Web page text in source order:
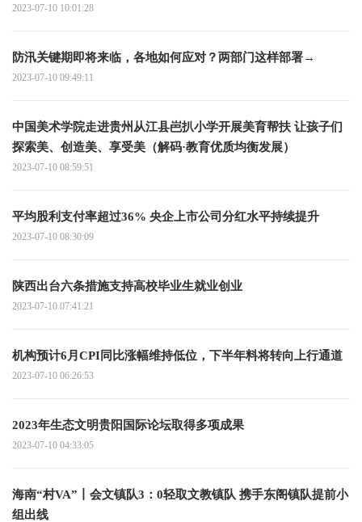
2023-07-10 10:01:28
防汛关键期即将来临，各地如何应对？两部门这样部署→
2023-07-10 09:49:11
中国美术学院走进贵州从江县岜扒小学开展美育帮扶 让孩子们
探索美、创造美、享受美（解码·教育优质均衡发展）
2023-07-10 08:59:51
平均股利支付率超过36% 央企上市公司分红水平持续提升
2023-07-10 08:30:09
陕西出台六条措施支持高校毕业生就业创业
2023-07-10 07:41:21
机构预计6月CPI同比涨幅维持低位，下半年料将转向上行通道
2023-07-10 06:26:53
2023年生态文明贵阳国际论坛取得多项成果
2023-07-10 04:33:05
海南“村VA”丨会文镇队3：0轻取文教镇队 携手东阁镇队提前小
组出线